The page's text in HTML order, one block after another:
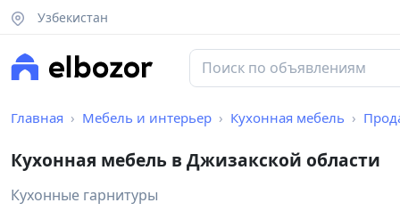
Узбекистан
Главная Мебель и интерьер Кухонная мебель
Кухонная мебель в Джизакской области
Кухонные гарнитуры